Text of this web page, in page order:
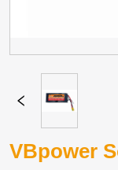
VBpower